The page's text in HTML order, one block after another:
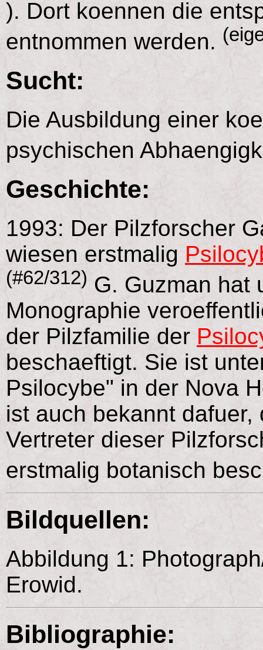
). Dort koennen die
entnommen werden.
Sucht:
Die Ausbildung einer
psychischen
Geschichte:
1993: Der Pilzforscher
wiesen erstmalig
(#62/312) G. Guzman hat
Monographie
der Pilzfamilie der
beschaeftigt. Sie ist
Psilocybe" in der Nova
ist auch bekannt
Vertreter dieser
erstmalig botanisch
Bildquellen:
Abbildung 1:
Erowid.
Bibliographie: